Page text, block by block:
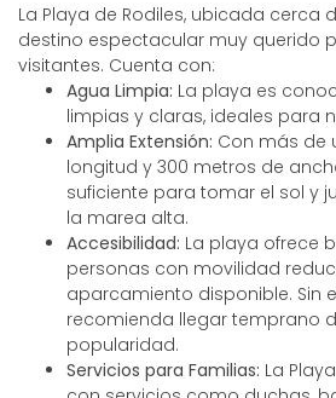
La Playa de Rodiles, ubicada cerca
destino espectacular muy querido
visitantes. Cuenta con:
Agua Limpia: La playa es
limpias y claras, ideales para
Amplia Extensión: Con más de
longitud y 300 metros de
suficiente para tomar el sol y
la marea alta.
Accesibilidad: La playa ofrece
personas con movilidad
aparcamiento disponible. Sin
recomienda llegar temprano
popularidad.
Servicios para Familias: La